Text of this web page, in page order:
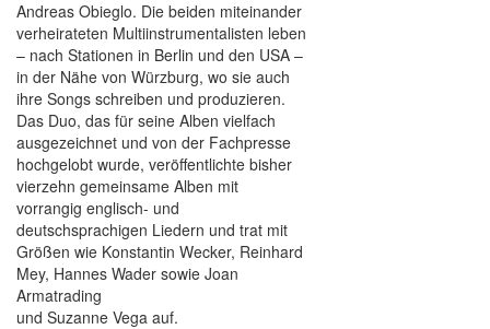
Andreas Obieglo. Die beiden miteinander
verheirateten Multiinstrumentalisten leben
– nach Stationen in Berlin und den USA –
in der Nähe von Würzburg, wo sie auch
ihre Songs schreiben und produzieren.
Das Duo, das für seine Alben vielfach
ausgezeichnet und von der Fachpresse
hochgelobt wurde, veröffentlichte bisher
vierzehn gemeinsame Alben mit
vorrangig englisch- und
deutschsprachigen Liedern und trat mit
Größen wie Konstantin Wecker, Reinhard
Mey, Hannes Wader sowie Joan
Armatrading
und Suzanne Vega auf.